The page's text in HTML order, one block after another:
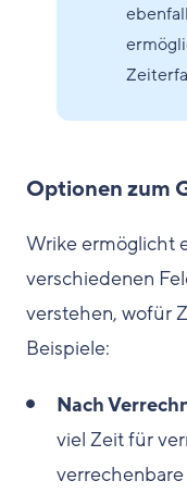
Optionen zum
Wrike ermöglicht
verschiedenen
verstehen, wofür
Beispiele:
Nach
viel Zeit für